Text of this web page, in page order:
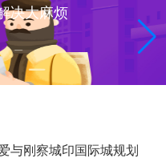
决大麻烦
与刚察城印国际城规划